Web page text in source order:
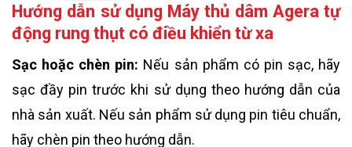
Hướng dẫn sử dụng Máy thủ dâm Agera tự
động rung thụt có điều khiển từ xa
Sạc hoặc chèn pin: Nếu sản phẩm có pin sạc, hãy
sạc đầy pin trước khi sử dụng theo hướng dẫn của
nhà sản xuất. Nếu sản phẩm sử dụng pin tiêu chuẩn,
hãy chèn pin theo hướng dẫn.